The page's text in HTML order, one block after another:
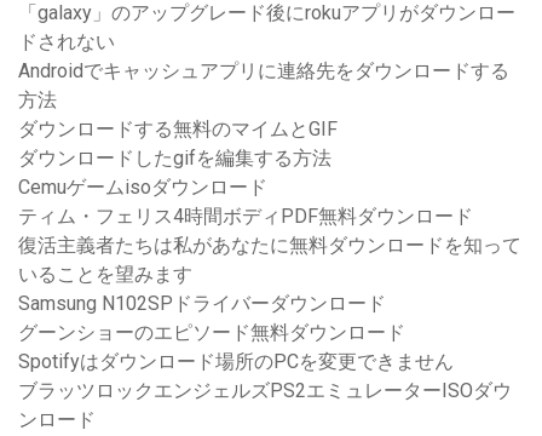
「galaxy」のアップグレード後にrokuアプリがダウンロー
ドされない
Androidでキャッシュアプ​​リに連絡先をダウンロードする
方法
ダウンロードする無料のマイムとGIF
ダウンロードしたgifを編集する方法
Cemuゲームisoダウンロード
ティム・フェリス4時間ボディPDF無料ダウンロード
復活主義者たちは私があなたに無料ダウンロードを知って
いることを望みます
Samsung N102SPドライバーダウンロード
グーンショーのエピソード無料ダウンロード
Spotifyはダウンロード場所のPCを変更できません
ブラッツロックエンジェルズPS2エミュレーターISOダウ
ンロード